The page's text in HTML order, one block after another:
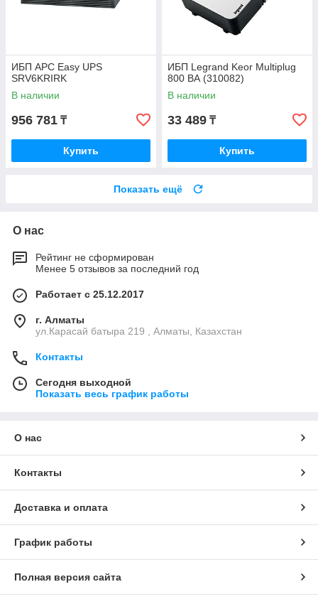
ИБП APC Easy UPS
SRV6KRIRK
В наличии
956 781 ₸
Купить
ИБП Legrand Keor Multiplug
800 ВА (310082)
В наличии
33 489 ₸
Купить
Показать ещё
О нас
Рейтинг не сформирован
Менее 5 отзывов за последний год
Работает с 25.12.2017
г. Алматы
ул.Карасай батыра 219 , Алматы, Казахстан
Контакты
Сегодня выходной
Показать весь график работы
О нас
Контакты
Доставка и оплата
График работы
Полная версия сайта